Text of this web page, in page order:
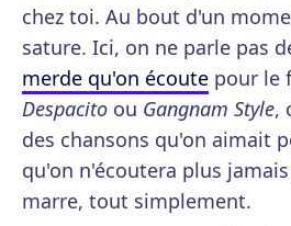
chez toi. Au bout d'un
sature. Ici, on ne parle pas
merde qu'on écoute pour le
Despacito ou Gangnam Style,
des chansons qu'on aimait
qu'on n'écoutera plus
marre, tout simplement.